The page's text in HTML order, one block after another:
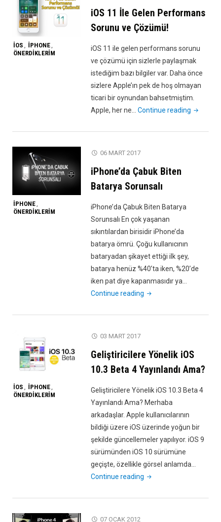
Güncellemesi
ve
IOS , IPHONE,
ÖNERDIKLERIM
iOS 11 İle Gelen Performans
Sorunu ve Çözümü!
iOS 11 ile gelen performans sorunu
ve çözümü için sizlerle paylaşmak
istediğim bazı bilgiler var. Daha önce
sizlere Apple’ın pek de hoş olmayan
ticari bir oynundan bahsetmiştim.
Apple, her ne…Continue reading "iOS
İle
IPHONE,
ÖNERDIKLERIM
06 MART 2017
iPhone’da Çabuk Biten
Batarya Sorunsalı
iPhone’da Çabuk Biten Batarya
Sorunsalı En çok yaşanan
sıkıntılardan birisidir iPhone’da
batarya ömrü. Çoğu kullanıcının
bataryadan şikayet ettiği ilk şey,
batarya henüz %40’ta iken, %20’de
iken pat diye kapanmasıdır ya…
Continue reading "iPhone’da
Biten
IOS , IPHONE,
ÖNERDIKLERIM
03 MART 2017
Geliştiricilere Yönelik iOS
10.3 Beta 4 Yayınlandı Ama?
Geliştiricilere Yönelik iOS 10.3 Beta 4
Yayınlandı Ama? Merhaba
arkadaşlar. Apple kullanıcılarının
bildiği üzere iOS üzerinde yoğun bir
şekilde güncellemeler yapılıyor. iOS 9
sürümünden iOS 10 sürümüne
geçişte, özellikle görsel anlamda…
Continue reading "Geliştiricilere
iOS
07 OCAK 2012